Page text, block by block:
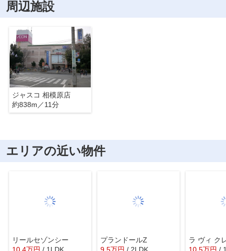
周辺施設
ジャスコ 相模原店
約838m／11分
エリアの近い物件
リールセゾンシー
10.4万円 / 1LDK
プランドールZ
9.5万円 / 2LDK
ラ ヴィ ク
10.5万円 /